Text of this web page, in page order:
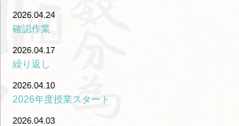
2026.04.24
確認作業
2026.04.17
繰り返し
2026.04.10
2026年度授業スタート
2026.04.03